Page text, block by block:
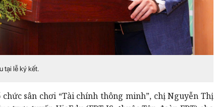
tại lễ ký kết.
sân chơi “Tài chính thông minh”, chị Nguyễn Thị